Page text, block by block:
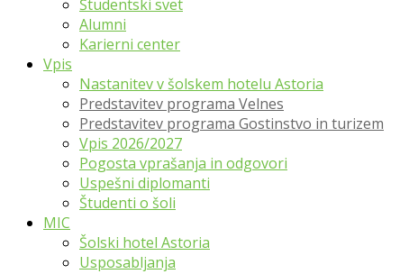
Študentski svet
Alumni
Karierni center
Vpis
Nastanitev v šolskem hotelu Astoria
Predstavitev programa Velnes
Predstavitev programa Gostinstvo in turizem
Vpis 2026/2027
Pogosta vprašanja in odgovori
Uspešni diplomanti
Študenti o šoli
MIC
Šolski hotel Astoria
Usposabljanja